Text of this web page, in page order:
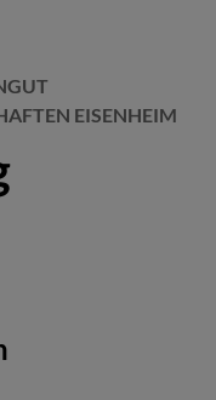
EISENHEIM